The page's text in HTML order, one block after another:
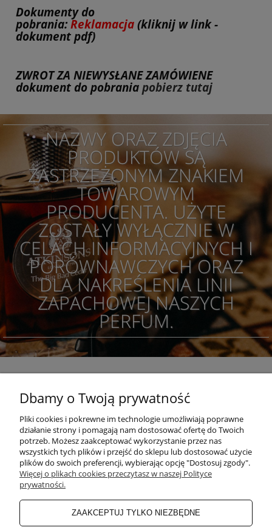
Dokumenty do
pobrania: Reklamacja (kliknij w link -
dokument pdf)
ZWROT ZA NIEWYSŁANE ZAMÓWIENE
dokument do pobrania pobierz tutaj
NAZWY ORAZ ZDJĘCIA
PRODUKTÓW SĄ
ZASTRZEŻONYM ZNAKIEM
TOWAROWYM
PRODUCENTA. UŻYTE
ZOSTAŁY WYŁĄCZNIE W
CELACH INFORMACYJNYCH I
PORÓWNAWCZYCH ORAZ
DLA NAKREŚLENIA LINII
ZAPACHOWEJ NASZYCH
PERFUM.
POMOC
KONKURSY
MOJE KONTO
PŁATNOŚCI I DOSTAWA
Dbamy o Twoją prywatność
Pliki cookies i pokrewne im technologie umożliwiają poprawne
działanie strony i pomagają nam dostosować ofertę do Twoich
potrzeb. Możesz zaakceptować wykorzystanie przez nas
wszystkich tych plików i przejść do sklepu lub dostosować użycie
plików do swoich preferencji, wybierając opcję "Dostosuj zgody".
Więcej o plikach cookies przeczytasz w naszej Polityce
prywatności.
ZAAKCEPTUJ TYLKO NIEZBĘDNE